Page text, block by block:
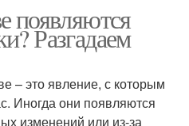
появляются
Разгадаем
– это явление, с которым
Иногда они появляются
изменений или из-за